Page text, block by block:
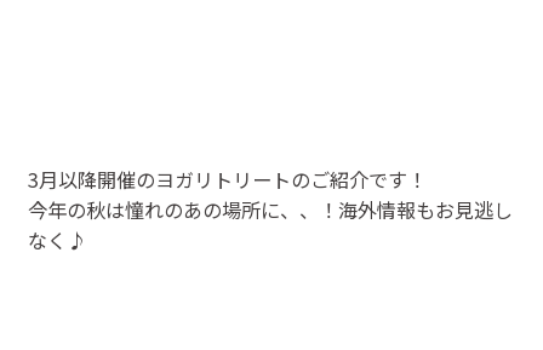
3月以降開催のヨガリトリートのご紹介です！
今年の秋は憧れのあの場所に、、！海外情報もお見逃し
なく♪